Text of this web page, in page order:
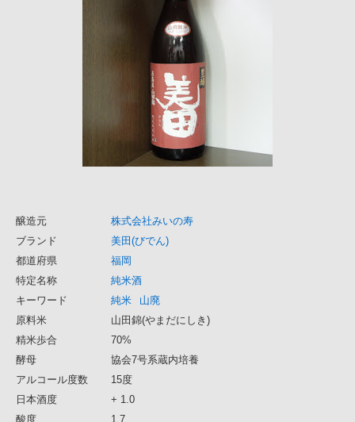
醸造元
株式会社みいの寿
ブランド
美田(びでん)
都道府県
福岡
特定名称
純米酒
キーワード
純米
山廃
原料米
山田錦(やまだにしき)
精米歩合
70%
酵母
協会7号系蔵内培養
アルコール度数
15度
日本酒度
+ 1.0
酸度
1.7